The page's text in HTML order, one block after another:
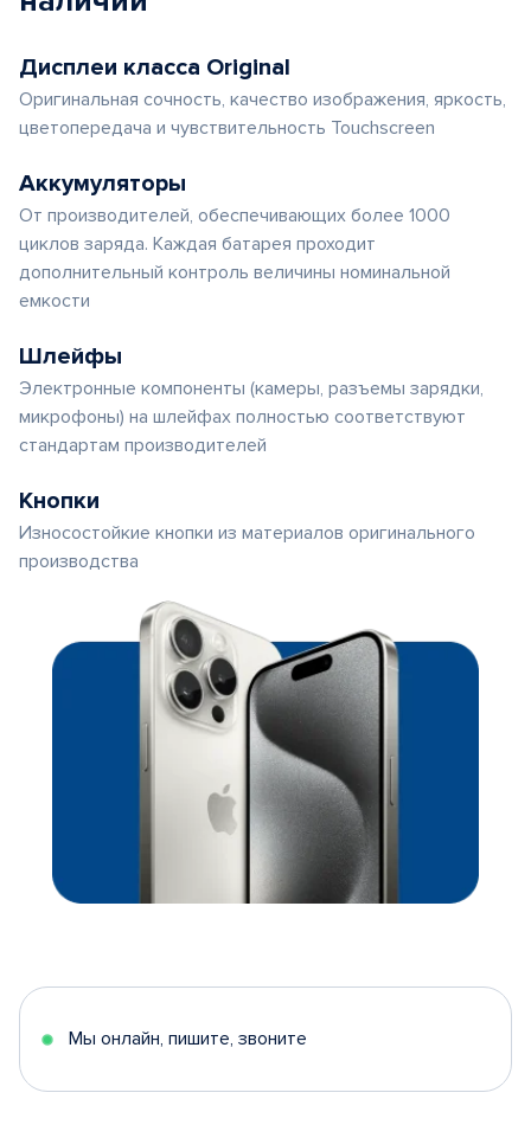
Дисплеи класса Original
Оригинальная сочность, качество изображения, яркость,
цветопередача и чувствительность Touchscreen
Аккумуляторы
От производителей, обеспечивающих более 1000
циклов заряда. Каждая батарея проходит
дополнительный контроль величины номинальной
емкости
Шлейфы
Электронные компоненты (камеры, разъемы зарядки,
микрофоны) на шлейфах полностью соответствуют
стандартам производителей
Кнопки
Износостойкие кнопки из материалов оригинального
производства
Мы онлайн, пишите, звоните